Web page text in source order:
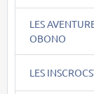
LES
OBONO
LES